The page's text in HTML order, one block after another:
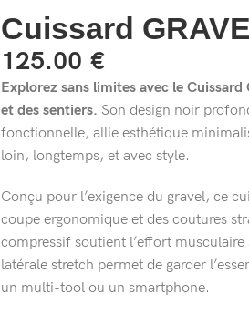
Cuissard
125.00 €
Explorez sans limites avec le
et des sentiers. Son design noir
fonctionnelle, allie esthétique
loin, longtemps, et avec style.
Conçu pour l’exigence du gravel, ce
coupe ergonomique et des coutures
compressif soutient l’effort
latérale stretch permet de garder
un multi-tool ou un smartphone.